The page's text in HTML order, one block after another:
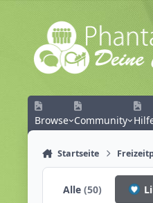
Zum Inhalt springen
Browse Community
Startseite
Alle(50)